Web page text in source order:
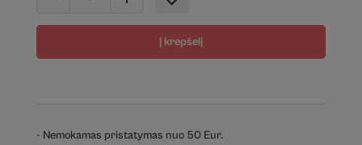
Į krepšelį
- Nemokamas pristatymas nuo 50 Eur.